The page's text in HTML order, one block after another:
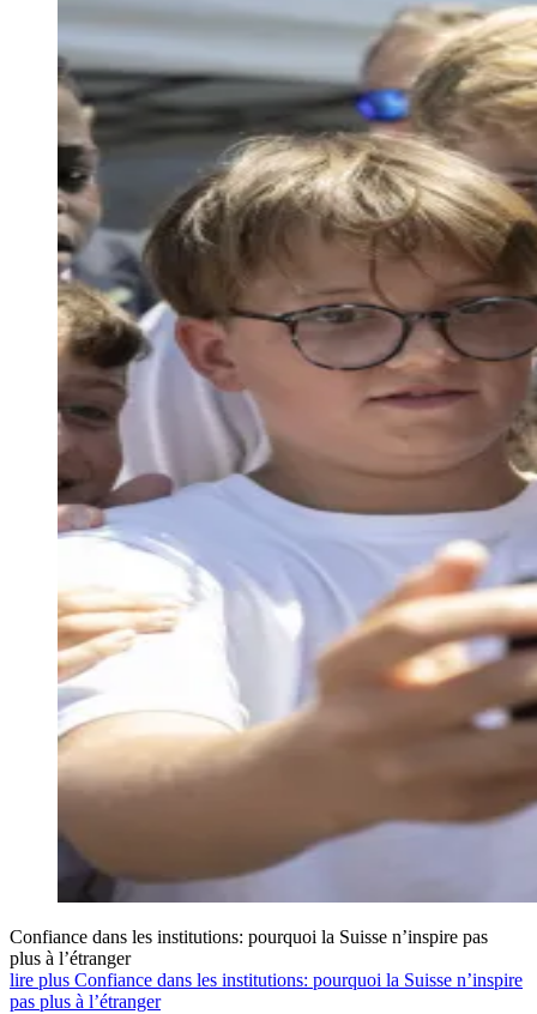
Confiance dans les institutions: pourquoi la Suisse n’inspire pas
plus à l’étranger
lire plus Confiance dans les institutions: pourquoi la Suisse n’inspire
pas plus à l’étranger